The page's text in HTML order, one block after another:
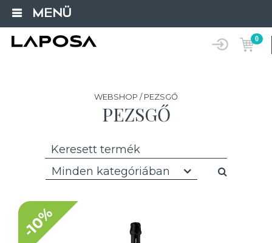
MENÜ
0
WEBSHOP / PEZSGŐ
PEZSGŐ
Minden kategóriában
-10%